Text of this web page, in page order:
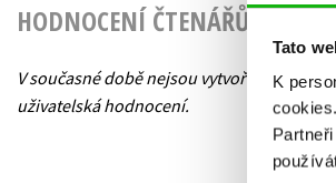
Tato
K
cookies.
HODNOCENÍ ČTENÁŘŮ
V současné době nejsou vytvořena žádná
uživatelská hodnocení.